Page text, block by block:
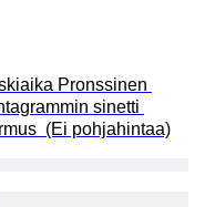
Pronssinen
sinetti
(Ei pohjahintaa)